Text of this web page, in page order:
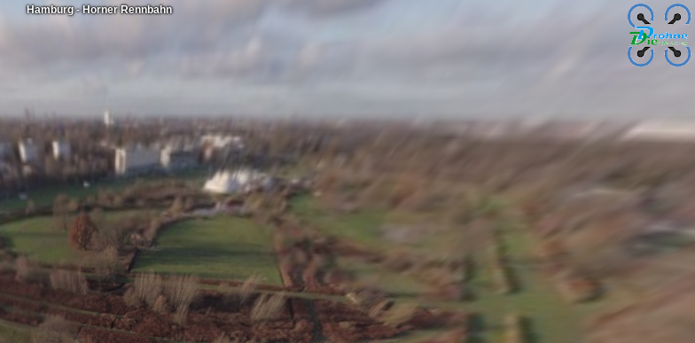
Hamburg - Horner Rennbahn